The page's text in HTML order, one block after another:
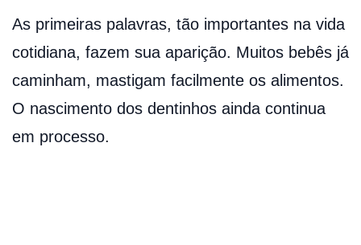
As primeiras palavras, tão importantes na vida
cotidiana, fazem sua aparição. Muitos bebês já
caminham, mastigam facilmente os alimentos.
O nascimento dos dentinhos ainda continua
em processo.